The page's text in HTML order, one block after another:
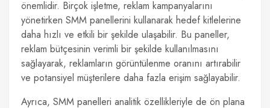
önemlidir. Birçok işletme, reklam kampanyalarını
yönetirken SMM panellerini kullanarak hedef kitlelerine
daha hızlı ve etkili bir şekilde ulaşabilir. Bu paneller,
reklam bütçesinin verimli bir şekilde kullanılmasını
sağlayarak, reklamların görüntülenme oranını artırabilir
ve potansiyel müşterilere daha fazla erişim sağlayabilir.
Ayrıca, SMM panelleri analitik özellikleriyle de ön plana